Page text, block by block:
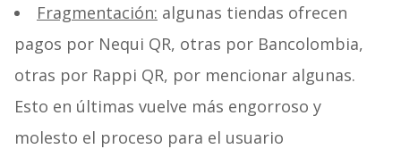
Fragmentación: algunas tiendas ofrecen
pagos por Nequi QR, otras por Bancolombia,
otras por Rappi QR, por mencionar algunas.
Esto en últimas vuelve más engorroso y
molesto el proceso para el usuario